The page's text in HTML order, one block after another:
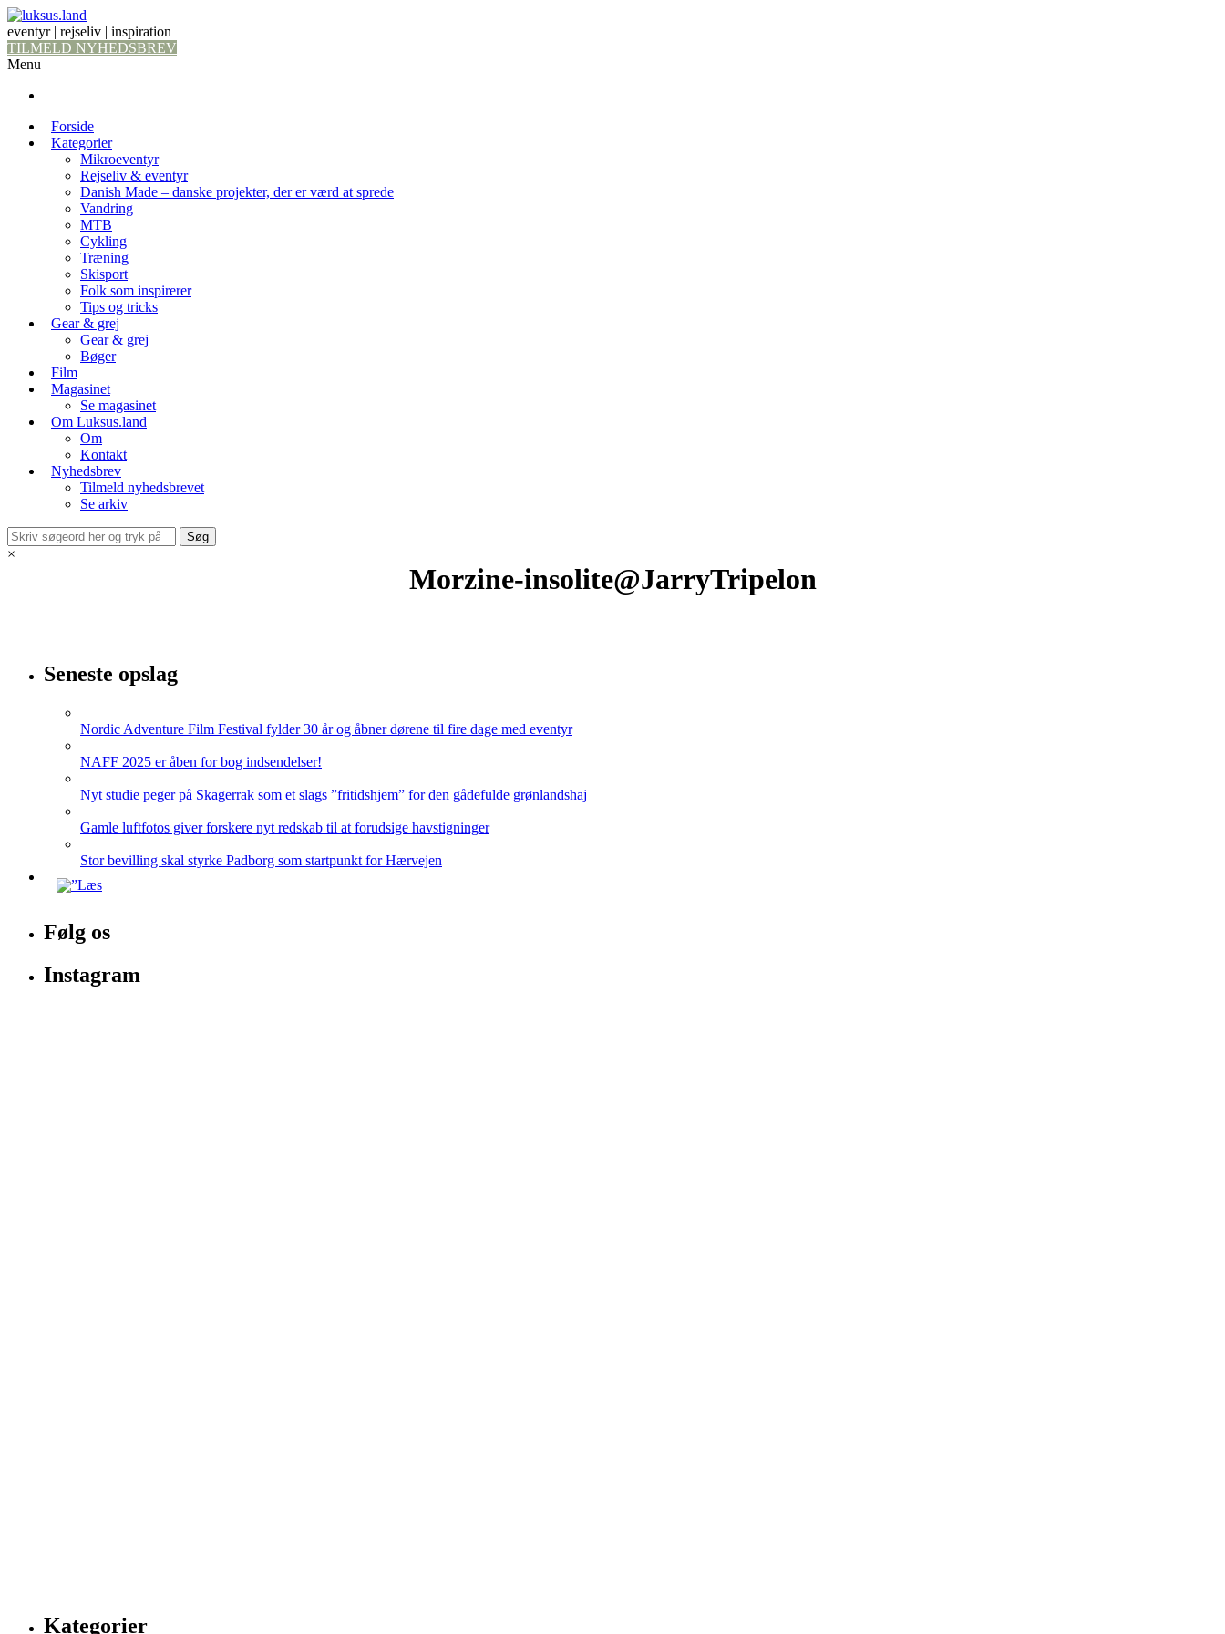
eventyr | rejseliv | inspiration
TILMELD NYHEDSBREV
Menu
Forside
Kategorier
Mikroeventyr
Rejseliv & eventyr
Danish Made – danske projekter, der er værd at sprede
Vandring
MTB
Cykling
Træning
Skisport
Folk som inspirerer
Tips og tricks
Gear & grej
Gear & grej
Bøger
Film
Magasinet
Se magasinet
Om Luksus.land
Om
Kontakt
Nyhedsbrev
Tilmeld nyhedsbrevet
Se arkiv
×
Morzine-insolite@JarryTripelon
Seneste opslag
Nordic Adventure Film Festival fylder 30 år og åbner dørene til fire dage med eventyr
NAFF 2025 er åben for bog indsendelser!
Nyt studie peger på Skagerrak som et slags ”fritidshjem” for den gådefulde grønlandshaj
Gamle luftfotos giver forskere nyt redskab til at forudsige havstigninger
Stor bevilling skal styrke Padborg som startpunkt for Hærvejen
Følg os
Instagram
Kategorier